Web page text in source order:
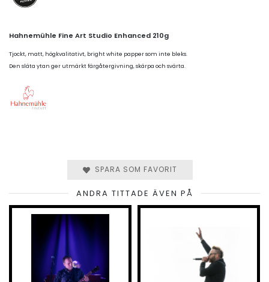
Hahnemühle Fine Art Studio Enhanced 210g
Tjockt, matt, högkvalitativt, bright white papper som inte bleks.
Den släta ytan ger utmärkt färgåtergivning, skärpa och svärta.
SPARA SOM FAVORIT
ANDRA TITTADE ÄVEN PÅ